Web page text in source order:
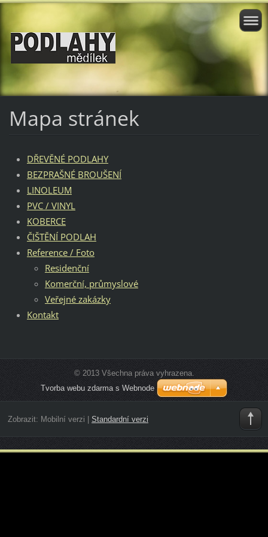
Mapa stránek
DŘEVĚNÉ PODLAHY
BEZPRAŠNÉ BROUŠENÍ
LINOLEUM
PVC / VINYL
KOBERCE
ČIŠTĚNÍ PODLAH
Reference / Foto
Residenční
Komerční, průmyslové
Veřejné zakázky
Kontakt
© 2013 Všechna práva vyhrazena.
Tvorba webu zdarma s Webnode
Zobrazit: Mobilní verzi Standardní verzi